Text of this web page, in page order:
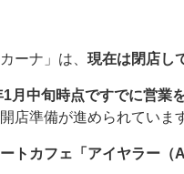
ーナ」は、現在は閉店し
1月中旬時点ですでに営業
店準備が進められていま
トカフェ「アイヤラー